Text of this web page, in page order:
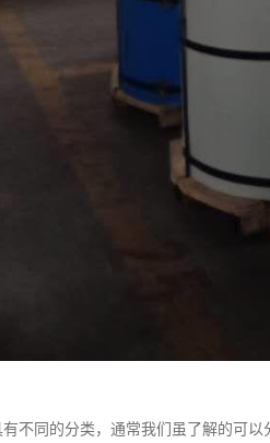
不同的分类，通常我们虽了解的可